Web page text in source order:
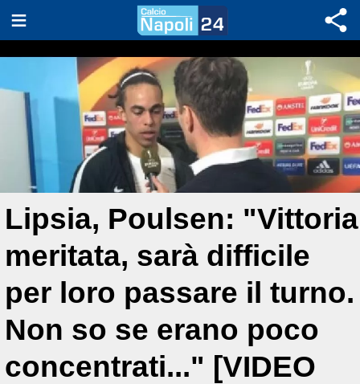
Lipsia, Poulsen: "Vittoria
meritata, sarà difficile
per loro passare il turno.
Non so se erano poco
concentrati..." [VIDEO